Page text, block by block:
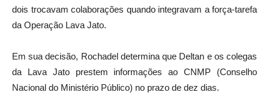
dois trocavam colaborações quando integravam a força-tarefa
da Operação Lava Jato.
Em sua decisão, Rochadel determina que Deltan e os colegas
da Lava Jato prestem informações ao CNMP (Conselho
Nacional do Ministério Público) no prazo de dez dias.